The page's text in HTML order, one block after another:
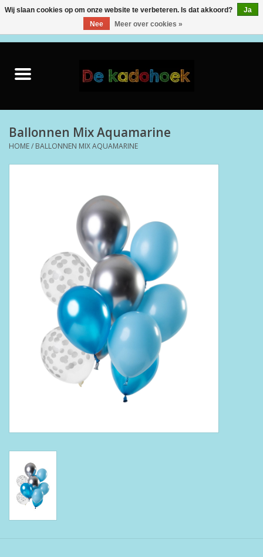
Back to School
Puzzels & Spellen
Collectables
Wens & Postkaarten
Feest
Merken
Ballonnen Mix Aquamarine
HOME/ BALLONNEN MIX AQUAMARINE
Wij slaan cookies op om onze website te verbeteren. Is dat akkoord?
Ja
Nee
Meer over cookies »